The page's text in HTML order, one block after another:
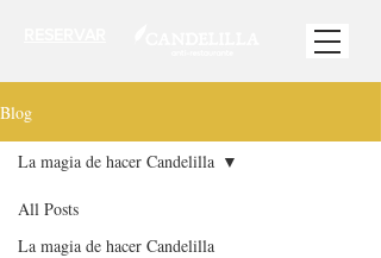
Blog
All Posts
La magia de hacer Candelilla
La magia de hacer Candelilla